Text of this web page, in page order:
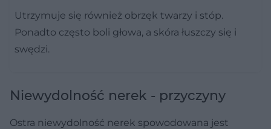
Utrzymuje się również obrzęk twarzy i stóp.
Ponadto często boli głowa, a skóra łuszczy się i
swędzi.
Niewydolność nerek - przyczyny
Ostra niewydolność nerek spowodowana jest